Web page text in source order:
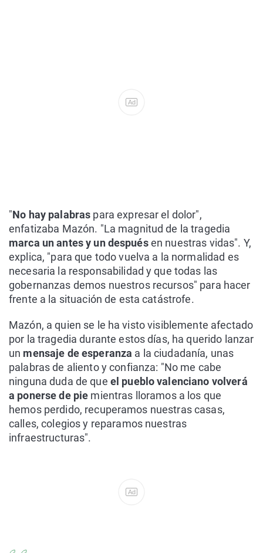
Ad
"No hay palabras para expresar el dolor",
enfatizaba Mazón. "La magnitud de la tragedia
marca un antes y un despuésen nuestras vidas". Y,
explica, "para que todo vuelva a la normalidad es
necesaria la responsabilidad y que todas las
gobernanzas demos nuestros recursos" para hacer
frente a la situación de esta catástrofe.
Mazón, a quien se le ha visto visiblemente afectado
por la tragedia durante estos días, ha querido lanzar
un mensaje de esperanza a la ciudadanía, unas
palabras de aliento y confianza: "No me cabe
ninguna duda de que el pueblo valenciano volverá
a ponerse de pie mientras lloramos a los que
hemos perdido, recuperamos nuestras casas,
calles, colegios y reparamos nuestras
infraestructuras".
Ad